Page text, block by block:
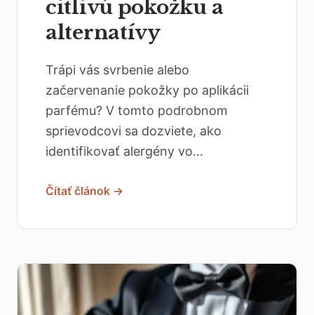
citlivú pokožku a
alternatívy
Trápi vás svrbenie alebo
začervenanie pokožky po aplikácii
parfému? V tomto podrobnom
sprievodcovi sa dozviete, ako
identifikovať alergény vo...
Čítať článok →